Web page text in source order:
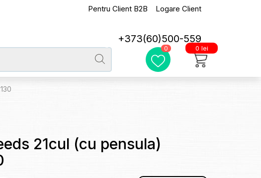
Pentru Client B2B Logare Client
+373(60)500-559
0 0 lei
21cul (cu pensula)